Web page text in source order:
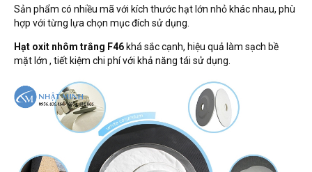
Sản phẩm có nhiều mã với kích thước hạt lớn nhỏ khác nhau, phù
hợp với từng lựa chọn mục đích sử dụng.
Hạt oxit nhôm trắng F46 khá sắc cạnh, hiệu quả làm sạch bề
mặt lớn , tiết kiệm chi phí với khả năng tái sử dụng.